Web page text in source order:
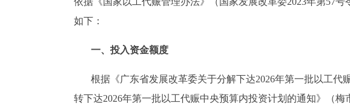
如下：
一、 投入资金额度
根据《广东省发展改革委关于分解下达2026年第一批以工代
转下达2026年第一批以工代赈中央预算内投资计划的通知》（